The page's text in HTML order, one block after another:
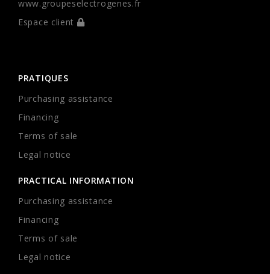
www.groupeselectrogenes.fr
Espace client
PRATIQUES
Purchasing assistance
Financing
Terms of sale
Legal notice
PRACTICAL INFORMATION
Purchasing assistance
Financing
Terms of sale
Legal notice